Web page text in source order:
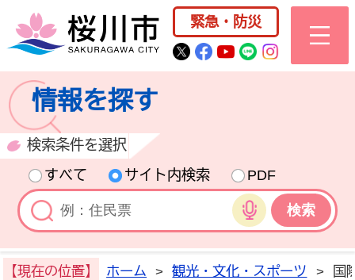
桜川市公式ホー
緊急・防災
桜川市公式Twitter
桜川市公式
桜川市公式
桜川市公式
情報を探す
検索条件を選択
すべて
サイト内検索
PDF
音声検索
【現在の位置】 ホーム > 観光・文化・スポーツ > 国